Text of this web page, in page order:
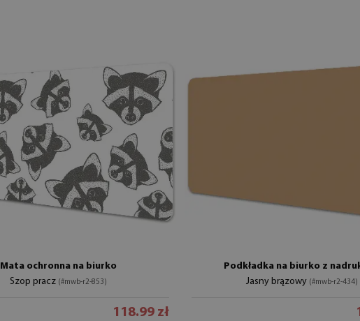
Mata ochronna na biurko
Szop pracz (#mwb-r2-853)
118.99 zł
Podkładka na biurko z
Jasny brązowy (#mwb-r2-434)